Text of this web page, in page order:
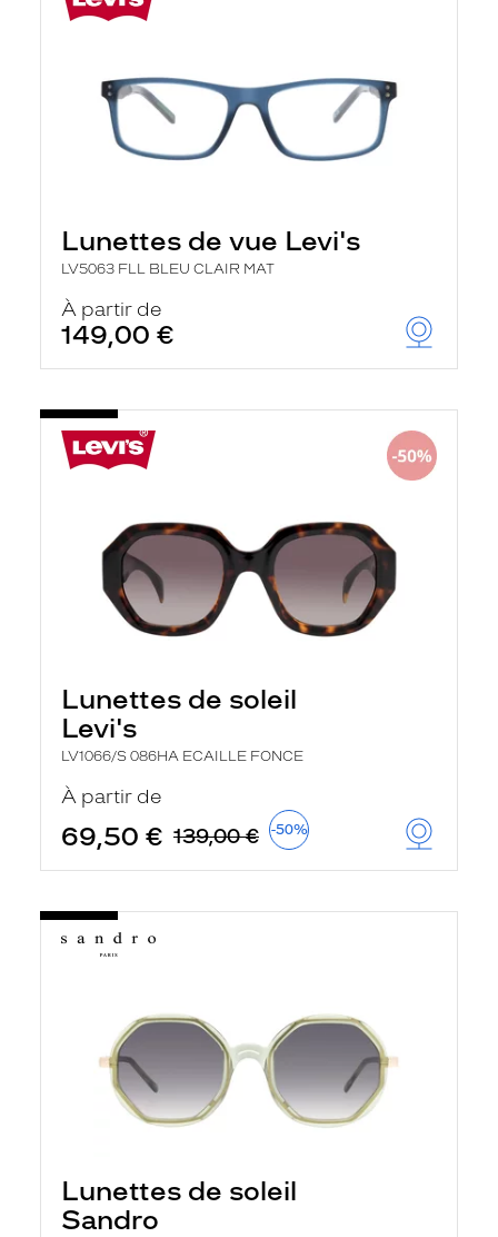
Lunettes de vue Levi's
LV5063 FLL BLEU CLAIR MAT
À partir de
149,00 €
Lunettes de soleil
Levi's
LV1066/S 086HA ECAILLE FONCE
À partir de
69,50 € 139,00 € -50%
Lunettes de soleil
Sandro